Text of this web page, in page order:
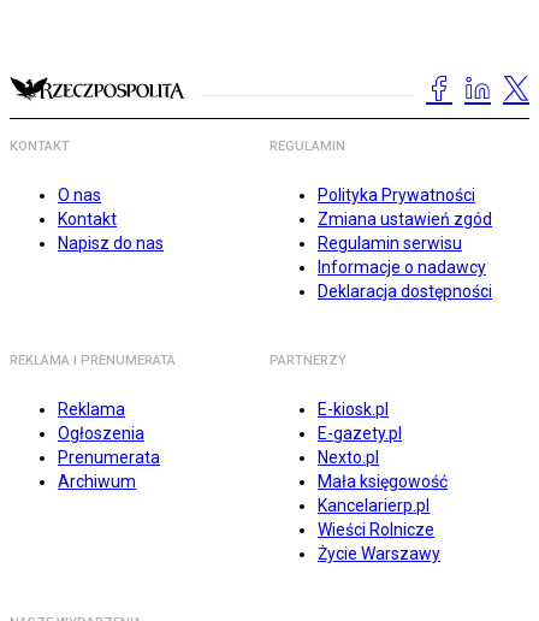
KONTAKT
O nas
Kontakt
Napisz do nas
REGULAMIN
Polityka Prywatności
Zmiana ustawień zgód
Regulamin serwisu
Informacje o nadawcy
Deklaracja dostępności
REKLAMA I PRENUMERATA
Reklama
Ogłoszenia
Prenumerata
Archiwum
PARTNERZY
E-kiosk.pl
E-gazety.pl
Nexto.pl
Mała księgowość
Kancelarierp.pl
Wieści Rolnicze
Życie Warszawy